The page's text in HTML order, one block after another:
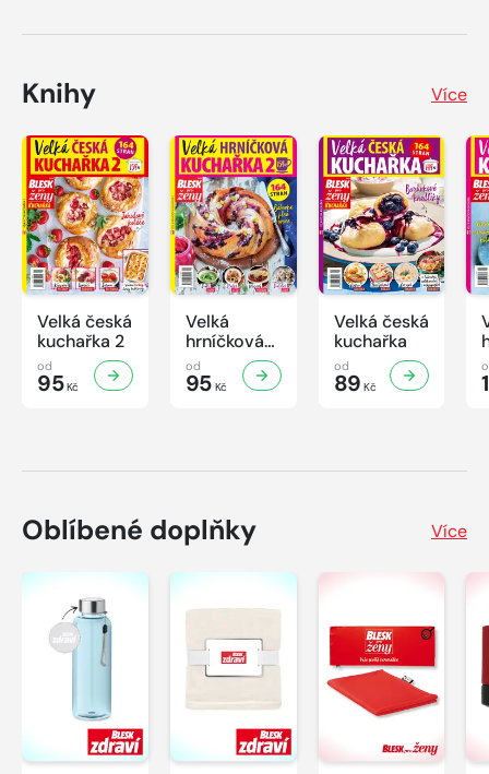
Knihy Více
Velká česká
kuchařka 2
od
95Kč
Velká
hrníčková
kuchařka II
od
95Kč
Velká česká
kuchařka
od
89 Kč
Oblíbené doplňky Více